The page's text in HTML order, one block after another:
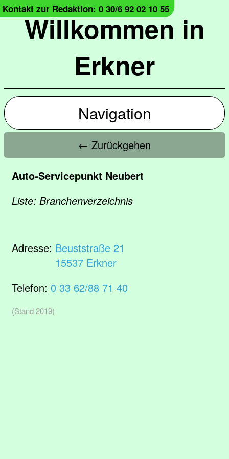
Willkommen in
Erkner
Kontakt zur Redaktion: 0 30/6 92 02 10 55
Navigation
← Zurückgehen
Auto-Servicepunkt Neubert
Liste: Branchenverzeichnis
Adresse: Beuststraße 21
15537 Erkner
Telefon: 0 33 62/88 71 40
(Stand 2019)